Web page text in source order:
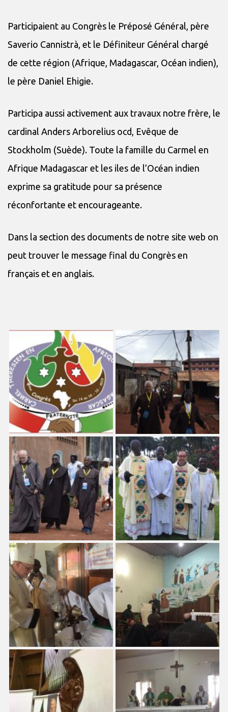
Participaient au Congrès le Préposé Général, père
Saverio Cannistrà, et le Définiteur Général chargé
de cette région (Afrique, Madagascar, Océan indien),
le père Daniel Ehigie.
Participa aussi activement aux travaux notre frère, le
cardinal Anders Arborelius ocd, Evêque de
Stockholm (Suède). Toute la famille du Carmel en
Afrique Madagascar et les iles de l’Océan indien
exprime sa gratitude pour sa présence
réconfortante et encourageante.
Dans la section des documents de notre site web on
peut trouver le message final du Congrès en
français et en anglais.